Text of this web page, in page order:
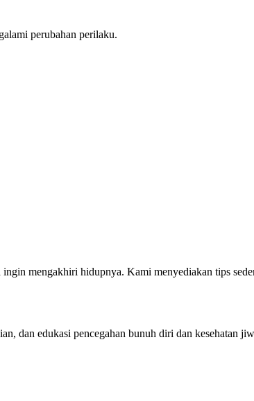
perubahan perilaku.
mengakhiri hidupnya. Kami menyediakan tips
dan edukasi pencegahan bunuh diri dan kesehatan